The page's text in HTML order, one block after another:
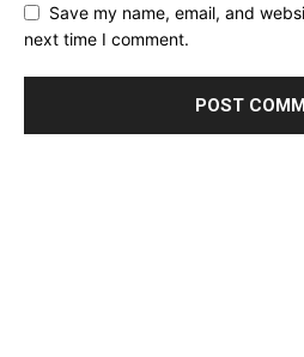
Save my name, email, and
next time I comment.